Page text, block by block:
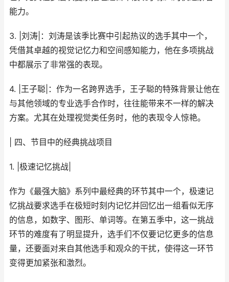
能力。
3. |刘涛|：刘涛是该季比赛中引起热议的选手其中一个，
凭借其卓越的视觉记忆力和空间感知能力，他在多项挑战
中都展示了非常强的表现。
4. |王子聪|：作为一名跨界选手，王子聪的特殊背景让他在
与其他领域的专业选手合作时，往往能带来不一样的解决
方案。尤其在处理视觉类任务时，他的表现令人惊艳。
| 四、节目中的经典挑战项目
1. |极速记忆挑战|
作为《最强大脑》系列中最经典的环节其中一个，极速记
忆挑战要求选手在极短时刻内记忆并回忆出一组看似无序
的信息，如数字、图形、单词等。在第五季中，这一挑战
环节的难度有了明显提升，选手们不仅要记忆更多的信息
量，还要面对来自其他选手和观众的干扰，使得这一环节
变得更加紧张和激烈。